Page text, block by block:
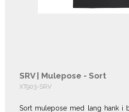
SRV | Mulepose - Sort
XT903-SRV
Sort mulepose med lang hank i